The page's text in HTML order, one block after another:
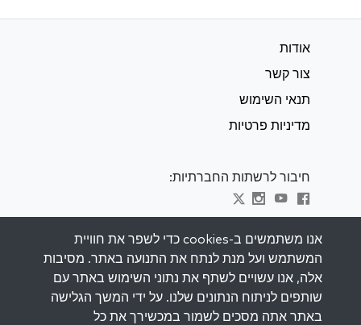
אודות
צור קשר
תנאי השימוש
מדיניות פרטיות
חיבור לרשתות החברתיות:
השאר מעודכן
הירשם לרשימת התפוצה שלנו וקבל השראה
שבועית למייל שלך.
אנו משתמשים ב-cookies כדי לשפר את חוויית
המשתמש ועל מנת לנתח את התנועה באתר. מסיבות
אלה, אנו עשויים לשתף את נתוני השימוש באתר עם
שותפים לניתוח הנתונים שלנו. על ידי המשך הגלישה
באתר אתה מסכים לשמור במכשירך את כל